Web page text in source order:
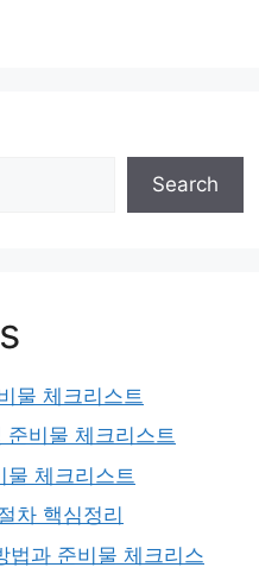
Search
물 체크리스트
준비물 체크리스트
물 체크리스트
차 핵심정리
법과 준비물 체크리스